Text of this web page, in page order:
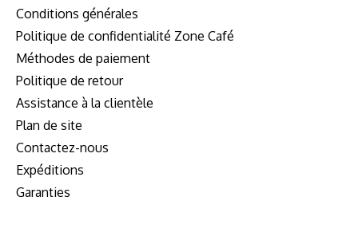
Conditions générales
Politique de confidentialité Zone Café
Méthodes de paiement
Politique de retour
Assistance à la clientèle
Plan de site
Contactez-nous
Expéditions
Garanties